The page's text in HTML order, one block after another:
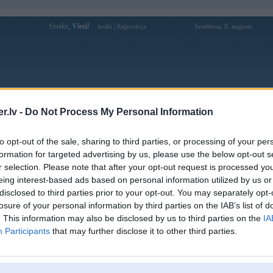
- Do Not Process My Personal Information
opt-out of the sale, sharing to third parties, or processing of your
for targeted advertising by us, please use the below opt-out
selection. Please note that after your opt-out request is processed
interest-based ads based on personal information utilized by us
to third parties prior to your opt-out. You may separately
of your personal information by third parties on the IAB’s list of
This information may also be disclosed by us to third parties on the
Participants that may further disclose it to other third parties.
Sveiks, Viesi! Ienākt Reģistrācija Sestdiena, 8. augusts
Forums Galerijas Reģistrācija Lietotāji
Lietotāja gg88shop profils
Lietotājvārds: gg88shop
Intereses:
GG88 – The Gioi Giai Tri Ca Cuoc So
1, Thang Lon Moi Ngay
Ziņojumi forumā:
0
Pēdējie ziņojumi forumā